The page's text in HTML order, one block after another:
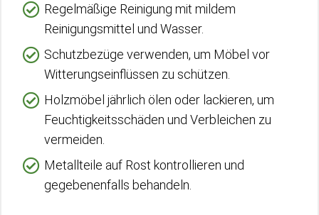
Regelmäßige Reinigung mit mildem
Reinigungsmittel und Wasser.
Schutzbezüge verwenden, um Möbel vor
Witterungseinflüssen zu schützen.
Holzmöbel jährlich ölen oder lackieren, um
Feuchtigkeitsschäden und Verbleichen zu
vermeiden.
Metallteile auf Rost kontrollieren und
gegebenenfalls behandeln.